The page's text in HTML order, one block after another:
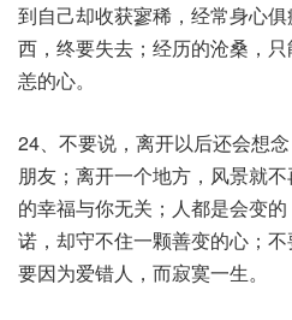
到自己却收获寥稀，经常身心
西，终要失去；经历的沧桑，
恙的心。
24、不要说，离开以后还会想
朋友；离开一个地方，风景就
的幸福与你无关；人都是会变
诺，却守不住一颗善变的心；
要因为爱错人，而寂寞一生。